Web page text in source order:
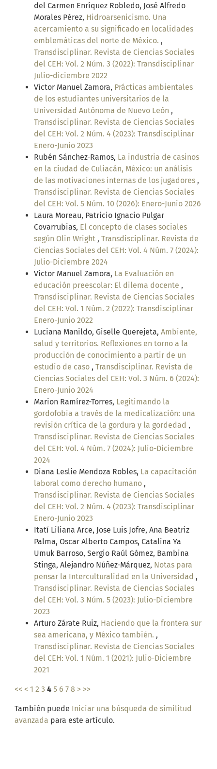
del Carmen Enríquez Robledo, José Alfredo
Morales Pérez, Hidroarsenicismo. Una
acercamiento a su significado en localidades
emblemáticas del norte de México. ,
Transdisciplinar. Revista de Ciencias Sociales
del CEH: Vol. 2 Núm. 3 (2022): Transdisciplinar
Julio-diciembre 2022
Víctor Manuel Zamora, Prácticas ambientales
de los estudiantes universitarios de la
Universidad Autónoma de Nuevo León ,
Transdisciplinar. Revista de Ciencias Sociales
del CEH: Vol. 2 Núm. 4 (2023): Transdisciplinar
Enero-Junio 2023
Rubén Sánchez-Ramos, La industria de casinos
en la ciudad de Culiacán, México: un análisis
de las motivaciones internas de los jugadores ,
Transdisciplinar. Revista de Ciencias Sociales
del CEH: Vol. 5 Núm. 10 (2026): Enero-Junio 2026
Laura Moreau, Patricio Ignacio Pulgar
Covarrubias, El concepto de clases sociales
según Olin Wright , Transdisciplinar. Revista de
Ciencias Sociales del CEH: Vol. 4 Núm. 7 (2024):
Julio-Diciembre 2024
Víctor Manuel Zamora, La Evaluación en
educación preescolar: El dilema docente ,
Transdisciplinar. Revista de Ciencias Sociales
del CEH: Vol. 1 Núm. 2 (2022): Transdisciplinar
Enero-Junio 2022
Luciana Manildo, Giselle Querejeta, Ambiente,
salud y territorios. Reflexiones en torno a la
producción de conocimiento a partir de un
estudio de caso , Transdisciplinar. Revista de
Ciencias Sociales del CEH: Vol. 3 Núm. 6 (2024):
Enero-Junio 2024
Marion Ramírez-Torres, Legitimando la
gordofobia a través de la medicalización: una
revisión crítica de la gordura y la gordedad ,
Transdisciplinar. Revista de Ciencias Sociales
del CEH: Vol. 4 Núm. 7 (2024): Julio-Diciembre
2024
Diana Leslie Mendoza Robles, La capacitación
laboral como derecho humano ,
Transdisciplinar. Revista de Ciencias Sociales
del CEH: Vol. 2 Núm. 4 (2023): Transdisciplinar
Enero-Junio 2023
Itatí Liliana Arce, Jose Luis Jofre, Ana Beatriz
Palma, Oscar Alberto Campos, Catalina Ya
Umuk Barroso, Sergio Raúl Gómez, Bambina
Stinga, Alejandro Núñez-Márquez, Notas para
pensar la Interculturalidad en la Universidad ,
Transdisciplinar. Revista de Ciencias Sociales
del CEH: Vol. 3 Núm. 5 (2023): Julio-Diciembre
2023
Arturo Zárate Ruiz, Haciendo que la frontera sur
sea americana, y México también. ,
Transdisciplinar. Revista de Ciencias Sociales
del CEH: Vol. 1 Núm. 1 (2021): Julio-Diciembre
2021
<< < 1 2 3 4 5 6 7 8 > >>
También puede Iniciar una búsqueda de similitud
avanzada para este artículo.